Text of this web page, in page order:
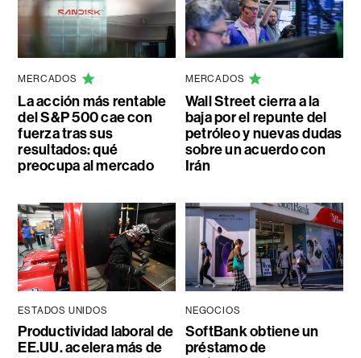
MERCADOS
La acción más rentable
del S&P 500 cae con
fuerza tras sus
resultados: qué
preocupa al mercado
MERCADOS
Wall Street cierra a la
baja por el repunte del
petróleo y nuevas dudas
sobre un acuerdo con
Irán
ESTADOS UNIDOS
Productividad laboral de
EE.UU. acelera más de
NEGOCIOS
SoftBank obtiene un
préstamo de